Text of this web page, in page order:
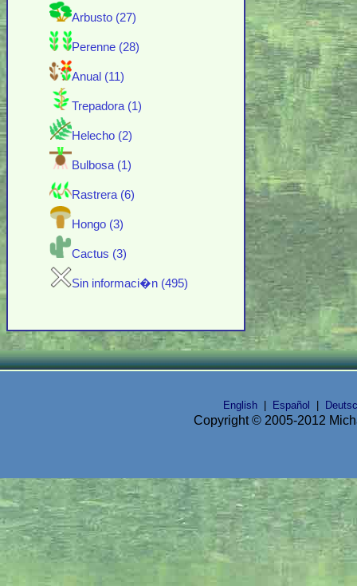
Arbusto (27)
Perenne (28)
Anual (11)
Trepadora (1)
Helecho (2)
Bulbosa (1)
Rastrera (6)
Hongo (3)
Cactus (3)
Sin informaci�n (495)
English Español
Copyright © 2005-2012